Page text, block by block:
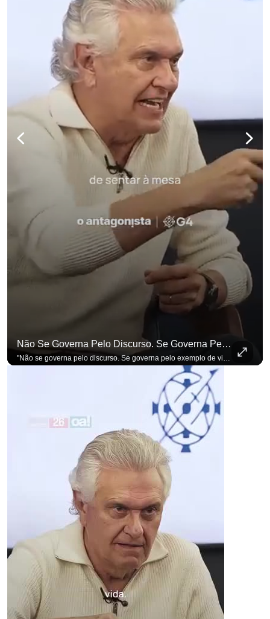
Não Se Governa Pelo Discurso. Se Governa Pelo Exemplo De Vida", Alfineta Ronaldo Caiado
"Não se governa pelo discurso. Se governa pelo exemplo de vida", alfineta Ronaldo Caiado, respondendo a empresários na primeira Sabatina Presidencial com a pauta definida por quem constrói o país. Se você busca informação com credibilidade, inscreva-se agora e ative o